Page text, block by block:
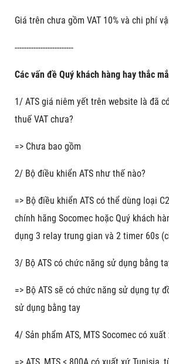
Giá trên chưa gồm VAT 10% và chi phí
-------------------------
Các vấn đề Quý khách hàng hay thắc
1/ ATS giá niêm yết trên website là đã
thuế VAT chưa?
=> Chưa bao gồm
2/ Bộ điều khiển ATS như thế nào?
=> Bộ điều khiển ATS có thể dùng loại
chính hãng Socomec hoặc Quý khách
dụng 3 relay trung gian và 2 timer 60s
3/ Bộ ATS có chức năng sử dụng bằng
=> Bộ ATS sẽ có chức năng sử dụng tự
sử dụng bằng tay
4/ Sản phẩm ATS, MTS Socomec có